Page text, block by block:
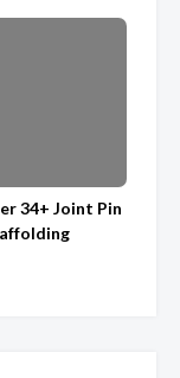
34+ Joint Pin